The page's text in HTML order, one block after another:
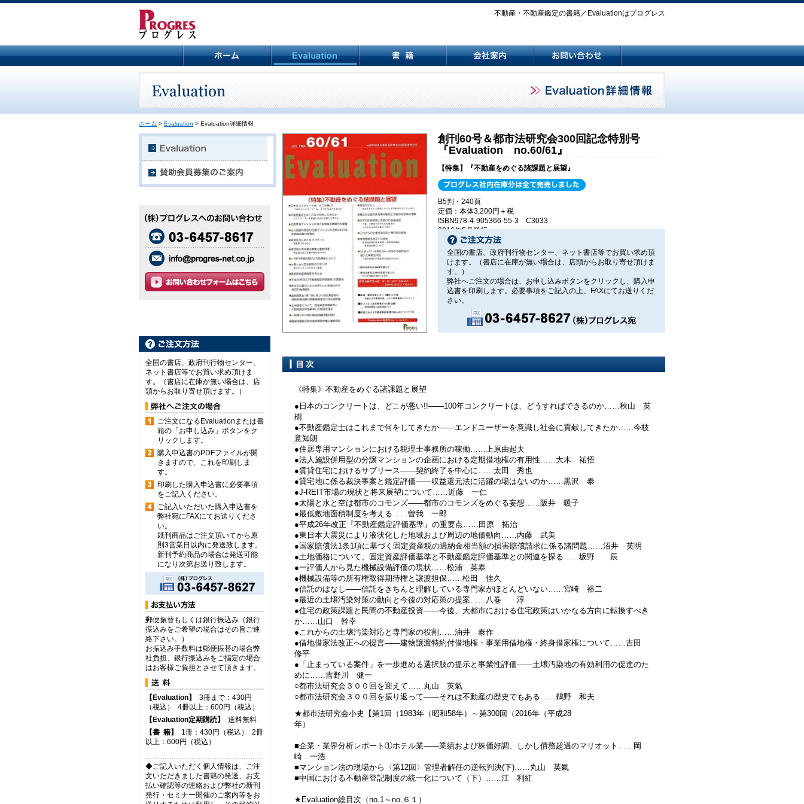
不動産・不動産鑑定の書籍／Evaluationはプログレス
ホーム > Evaluation > Evaluation詳細情報
全国の書店、政府刊行物センター、
ネット書店等でお買い求め頂けま
す。（書店に在庫が無い場合は、店
頭からお取り寄せ頂けます。）
ご注文になるEvaluationまたは書
籍の「お申し込み」ボタンをク
リックします。
購入申込書のPDFファイルが開
きますので、これを印刷しま
す。
印刷した購入申込書に必要事項
をご記入ください。
ご記入いただいた購入申込書を
弊社宛にFAXにてお送りくださ
い。
既刊商品はご注文頂いてから原
則3営業日以内に発送致します。
新刊予約商品の場合は発送可能
になり次第お送り致します。
郵便振替もしくは銀行振込み（銀行
振込みをご希望の場合はその旨ご連
絡下さい。）
お振込み手数料は郵便振替の場合弊
社負担、銀行振込みをご指定の場合
はお客様ご負担とさせて頂きます。
【Evaluation】
3冊まで：430円
（税込） 4冊以上：600円（税込）
【Evaluation定期購読】
送料無料
【書 籍】
1冊：430円（税込） 2冊
以上：600円（税込）
◆ご記入いただく個人情報は、ご注
文いただきました書籍の発送、お支
払い確認等の連絡および弊社の新刊
発行・セミナー開催のご案内等をお
創刊60号＆都市法研究会300回記念特別号
『Evaluation no.60/61』
【特集】『不動産をめぐる諸課題と展望』
B5判・240頁
定価：本体3,200円＋税
ISBN978-4-905366-55-3 C3033
2016年5月発行
全国の書店、政府刊行物センター、ネット書店等でお買い求め頂
けます。（書店に在庫が無い場合は、店頭からお取り寄せ頂けま
す。）
弊社へご注文の場合は、お申し込みボタンをクリックし、購入申
込書を印刷します。必要事項をご記入の上、FAXにてお送りくだ
さい。
《特集》不動産をめぐる諸課題と展望
●日本のコンクリートは、どこが悪い!!――100年コンクリートは、どうすればできるのか……秋山 英
樹
●不動産鑑定士はこれまで何をしてきたか――エンドユーザーを意識し社会に貢献してきたか……今枝
意知朗
●住居専用マンションにおける税理士事務所の稼働……上原由起夫
●法人施設併用型の分譲マンションの企画における定期借地権の有用性……大木 祐悟
●賃貸住宅におけるサブリース――契約終了を中心に……太田 秀也
●貸宅地に係る裁決事案と鑑定評価――収益還元法に活躍の場はないのか……黒沢 泰
●J-REIT市場の現状と将来展望について……近藤 一仁
●太陽と水と空は都市のコモンズ――都市のコモンズをめぐる妄想……阪井 暖子
●最低敷地面積制度を考える……曽我 一郎
●平成26年改正『不動産鑑定評価基準』の重要点……田原 拓治
●東日本大震災により液状化した地域および周辺の地価動向……内藤 武美
●国家賠償法1条1項に基づく固定資産税の過納金相当額の損害賠償請求に係る諸問題……沼井 英明
●土地価格について、固定資産評価基準と不動産鑑定評価基準との関連を探る……坂野 辰
●一評価人から見た機械設備評価の現状……松浦 英泰
●機械設備等の所有権取得期待権と譲渡担保……松田 佳久
●信託のはなし――信託をきちんと理解している専門家がほとんどいない……宮崎 裕二
●最近の土壌汚染対策の動向と今後の対応策の提案……八巻 淳
●住宅の政策課題と民間の不動産投資――今後、大都市における住宅政策はいかなる方向に転換すべき
か……山口 幹幸
●これからの土壌汚染対応と専門家の役割……油井 泰作
●借地借家法改正への提言――建物譲渡特約付借地権・事業用借地権・終身借家権について……吉田
修平
●「止まっている案件」を一歩進める選択肢の提示と事業性評価――土壌汚染地の有効利用の促進のた
めに……吉野川 健一
○都市法研究会３００回を迎えて……丸山 英氣
○都市法研究会３００回を振り返って――それは不動産の歴史でもある……鵜野 和夫
★都市法研究会小史【第1回（1983年（昭和58年）～第300回（2016年（平成28
年）
■企業・業界分析レポート①ホテル業――業績および株価好調、しかし債務超過のマリオット……岡
崎 一浩
■マンション法の現場から〈第12回〉管理者解任の逆転判決(下)……丸山 英氣
■中国における不動産登記制度の統一化について（下）……江 利紅
★Evaluation総目次（no.1～no.６１）